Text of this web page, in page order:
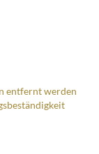
entfernt werden